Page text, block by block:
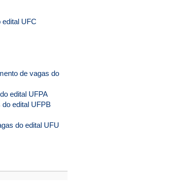
edital UFC
de vagas do
edital UFPA
edital UFPB
do edital UFU